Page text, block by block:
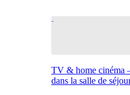
TV & home cinéma
dans la salle de